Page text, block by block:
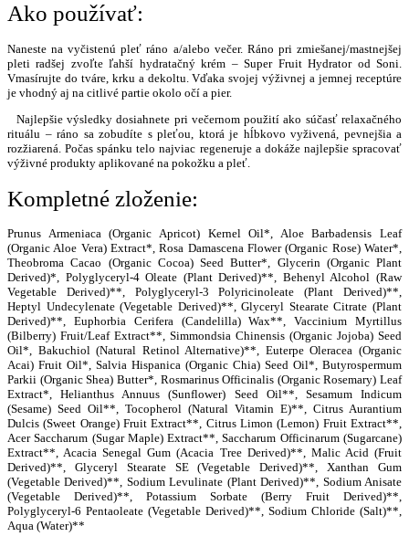
Ako používať:
Naneste na vyčistenú pleť ráno a/alebo večer. Ráno pri zmiešanej/mastnejšej
pleti radšej zvoľte ľahší hydratačný krém – Super Fruit Hydrator od Soni.
Vmasírujte do tváre, krku a dekoltu. Vďaka svojej výživnej a jemnej receptúre
je vhodný aj na citlivé partie okolo očí a pier.
Najlepšie výsledky dosiahnete pri večernom použití ako súčasť relaxačného
rituálu – ráno sa zobudíte s pleťou, ktorá je hĺbkovo vyživená, pevnejšia a
rozžiarená. Počas spánku telo najviac regeneruje a dokáže najlepšie spracovať
výživné produkty aplikované na pokožku a pleť.
Kompletné zloženie:
Prunus Armeniaca (Organic Apricot) Kernel Oil*, Aloe Barbadensis Leaf
(Organic Aloe Vera) Extract*, Rosa Damascena Flower (Organic Rose) Water*,
Theobroma Cacao (Organic Cocoa) Seed Butter*, Glycerin (Organic Plant
Derived)*, Polyglyceryl-4 Oleate (Plant Derived)**, Behenyl Alcohol (Raw
Vegetable Derived)**, Polyglyceryl-3 Polyricinoleate (Plant Derived)**,
Heptyl Undecylenate (Vegetable Derived)**, Glyceryl Stearate Citrate (Plant
Derived)**, Euphorbia Cerifera (Candelilla) Wax**, Vaccinium Myrtillus
(Bilberry) Fruit/Leaf Extract**, Simmondsia Chinensis (Organic Jojoba) Seed
Oil*, Bakuchiol (Natural Retinol Alternative)**, Euterpe Oleracea (Organic
Acai) Fruit Oil*, Salvia Hispanica (Organic Chia) Seed Oil*, Butyrospermum
Parkii (Organic Shea) Butter*, Rosmarinus Officinalis (Organic Rosemary) Leaf
Extract*, Helianthus Annuus (Sunflower) Seed Oil**, Sesamum Indicum
(Sesame) Seed Oil**, Tocopherol (Natural Vitamin E)**, Citrus Aurantium
Dulcis (Sweet Orange) Fruit Extract**, Citrus Limon (Lemon) Fruit Extract**,
Acer Saccharum (Sugar Maple) Extract**, Saccharum Officinarum (Sugarcane)
Extract**, Acacia Senegal Gum (Acacia Tree Derived)**, Malic Acid (Fruit
Derived)**, Glyceryl Stearate SE (Vegetable Derived)**, Xanthan Gum
(Vegetable Derived)**, Sodium Levulinate (Plant Derived)**, Sodium Anisate
(Vegetable Derived)**, Potassium Sorbate (Berry Fruit Derived)**,
Polyglyceryl-6 Pentaoleate (Vegetable Derived)**, Sodium Chloride (Salt)**,
Aqua (Water)**